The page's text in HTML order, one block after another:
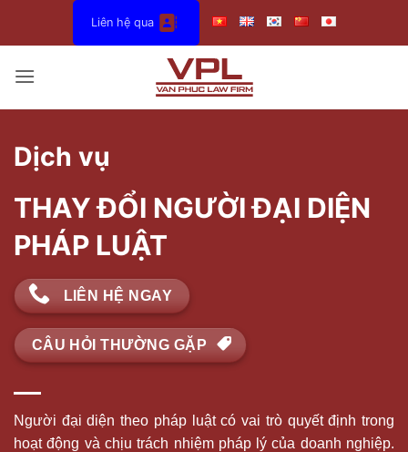
dung
Liên hệ qua
Dịch vụ
THAY ĐỔI NGƯỜI ĐẠI DIỆN
PHÁP LUẬT
LIÊN HỆ NGAY
CÂU HỎI THƯỜNG GẶP
Người đại diện theo pháp luật có vai trò quyết định trong
hoạt động và chịu trách nhiệm pháp lý của doanh nghiệp.